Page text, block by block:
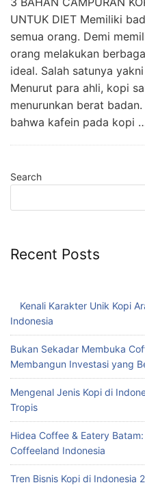
UNTUK DIET Memiliki
semua orang. Demi
orang melakukan
ideal. Salah satunya
Menurut para ahli, kopi
menurunkan berat
bahwa kafein pada kopi
Search
Recent Posts
Kenali Karakter Unik Kopi
Indonesia
Bukan Sekadar Membuka
Membangun Investasi yang
Mengenal Jenis Kopi di
Tropis
Hidea Coffee & Eatery
Coffeeland Indonesia
Tren Bisnis Kopi di Indonesia